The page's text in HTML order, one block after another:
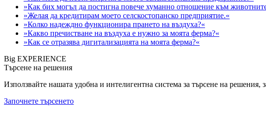
»Как бих могъл да постигна повече хуманно отношение към
»Желая да кредитирам моето селскостопанско предприятие.«
»Колко надеждно функционира прането на въздуха?«
»Какво пречистване на въздуха е нужно за моята ферма?«
»Как се отразява дигитализацията на моята ферма?«
Big EXPERIENCE
Търсене на решения
Използвайте нашата удобна и интелигентна система за търсене на
Започнете търсенето